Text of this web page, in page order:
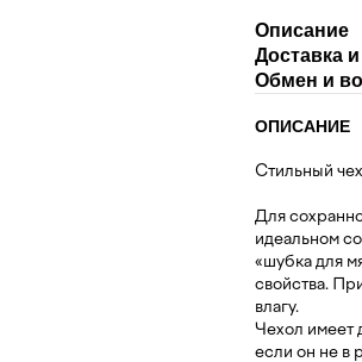
Описание
Доставка
Обмен и
ОПИСАНИЕ
Стильный
Для
идеальном
«шубка для
свойства.
влагу.
Чехол имеет
если он не в